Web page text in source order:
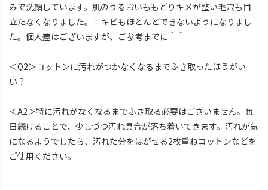
みで洗顔しています。肌のうるおいももどりキメが整い毛穴も目
立たなくなりました。ニキビもほとんどできないようになりまし
た。個人差はございますが、ご参考までに＾＾
＜Q2＞コットンに汚れがつかなくなるまでふき取ったほうがい
い？
＜A2＞特に汚れがなくなるまでふき取る必要はございません。毎
日続けることで、少しづつ汚れ具合が落ち着いてきます。汚れが気
になるようでしたら、汚れた分をはがせる2枚重ねコットンなどを
ご使用ください。